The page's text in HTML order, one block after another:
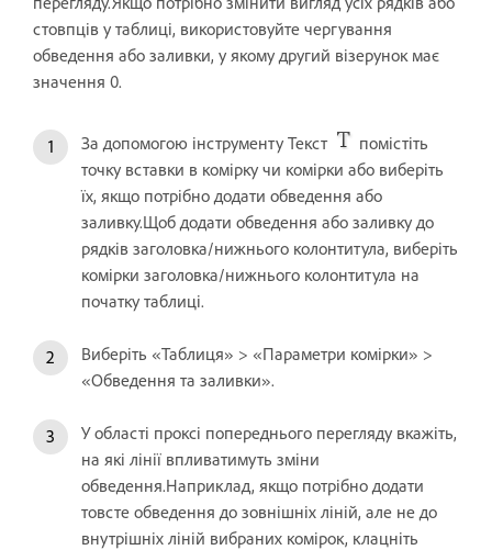
стовпців у таблиці, використовуйте чергування
обведення або заливки, у якому другий візерунок має
значення 0.
За допомогою інструменту Текст
помістіть
точку вставки в комірку чи комірки або виберіть
їх, якщо потрібно додати обведення або
заливку.Щоб додати обведення або заливку до
рядків заголовка/нижнього колонтитула, виберіть
комірки заголовка/нижнього колонтитула на
початку таблиці.
Виберіть «Таблиця» > «Параметри комірки» >
«Обведення та заливки».
У області проксі попереднього перегляду вкажіть,
на які лінії впливатимуть зміни
обведення.Наприклад, якщо потрібно додати
товсте обведення до зовнішніх ліній, але не до
внутрішніх ліній вибраних комірок, клацніть